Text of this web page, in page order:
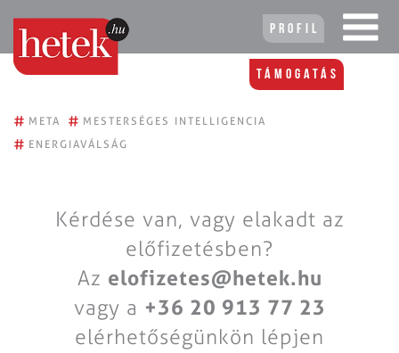
Profil
Támogatás
# META # MESTERSÉGES INTELLIGENCIA
# ENERGIAVÁLSÁG
Kérdése van, vagy elakadt az
előfizetésben?
Az elofizetes@hetek.hu
vagy a +36 20 913 77 23
elérhetőségünkön lépjen